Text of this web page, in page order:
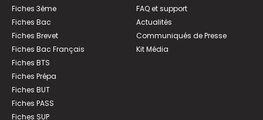
Fiches 3ème
Fiches Bac
Fiches Brevet
Fiches Bac Français
Fiches BTS
Fiches Prépa
Fiches BUT
Fiches PASS
Fiches SUP
FAQ et support
Actualités
Communiqués de Presse
Kit Média